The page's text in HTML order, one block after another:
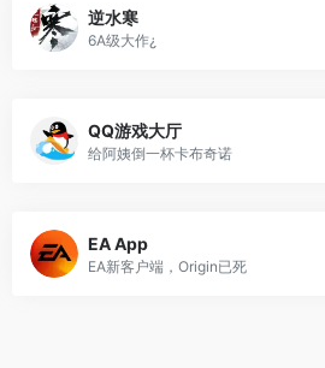
逆水寒
6A级大作¿
QQ游戏大厅
给阿姨倒一杯卡布奇诺
EA App
EA新客户端，Origin已死